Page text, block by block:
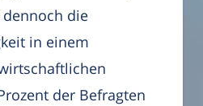
die
in einem
der Befragten